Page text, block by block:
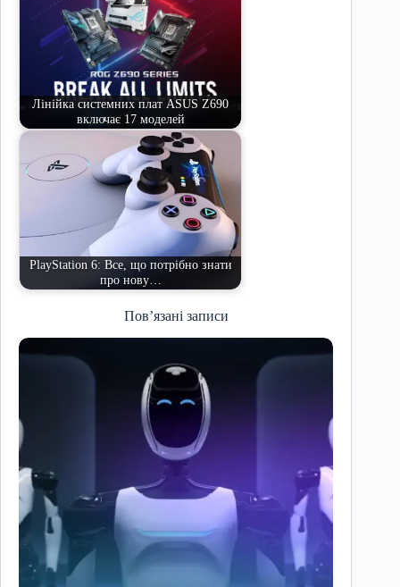
Лінійка системних плат ASUS Z690
включає 17 моделей
PlayStation 6: Все, що потрібно знати
про нову…
Пов’язані записи